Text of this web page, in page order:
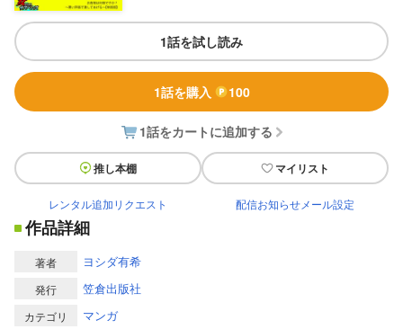
1話を試し読み
1話を購入 100
1話をカートに追加する
推し本棚 マイリスト
レンタル追加リクエスト 配信お知らせメール設定
作品詳細
著者 ヨシダ有希
発行 笠倉出版社
カテゴリ マンガ